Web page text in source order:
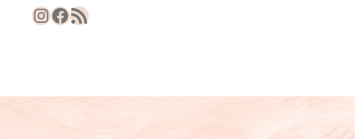
InstagramFacebook RSS Feed